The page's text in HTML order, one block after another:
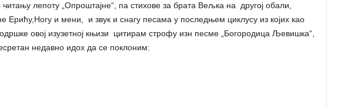
лепоту „Опроштајне“, па стихове за брата Вељка на другој обали,
Ерићу,Ногу и мени, и звук и снагу песама у последњем циклусу из којих као
овој изузетној књизи цитирам строфу изн песме „Богородица Љевишка“,
недавно идох да се поклоним: